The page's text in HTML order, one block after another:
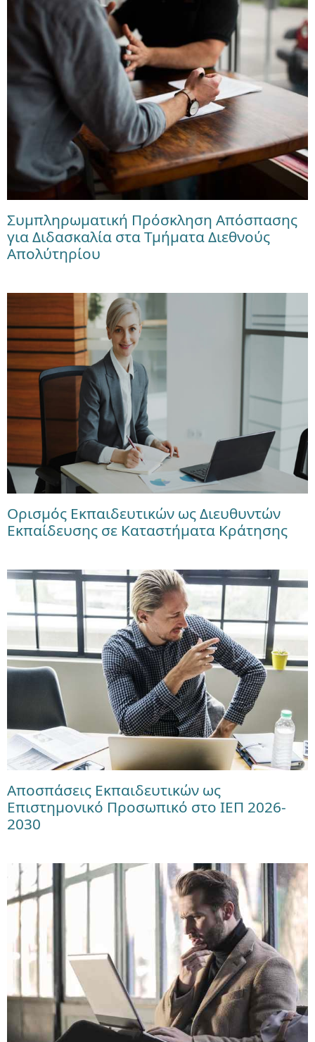
Συμπληρωματική Πρόσκληση Απόσπασης
για Διδασκαλία στα Τμήματα Διεθνούς
Απολύτηρίου
Ορισμός Εκπαιδευτικών ως Διευθυντών
Εκπαίδευσης σε Καταστήματα Κράτησης
Αποσπάσεις Εκπαιδευτικών ως
Επιστημονικό Προσωπικό στο ΙΕΠ 2026-
2030